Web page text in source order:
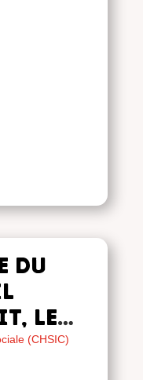
du
le
(CHSIC)